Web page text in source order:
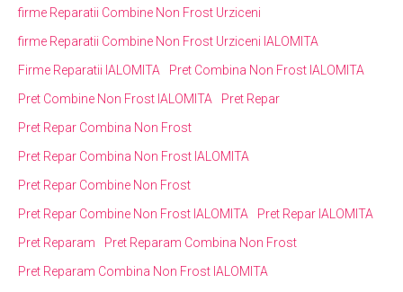
firme Reparatii Combine Non Frost Urziceni
firme Reparatii Combine Non Frost Urziceni IALOMITA
Firme Reparatii IALOMITA
Pret Combina Non Frost IALOMITA
Pret Combine Non Frost IALOMITA
Pret Repar
Pret Repar Combina Non Frost
Pret Repar Combina Non Frost IALOMITA
Pret Repar Combine Non Frost
Pret Repar Combine Non Frost IALOMITA
Pret Repar IALOMITA
Pret Reparam
Pret Reparam Combina Non Frost
Pret Reparam Combina Non Frost IALOMITA